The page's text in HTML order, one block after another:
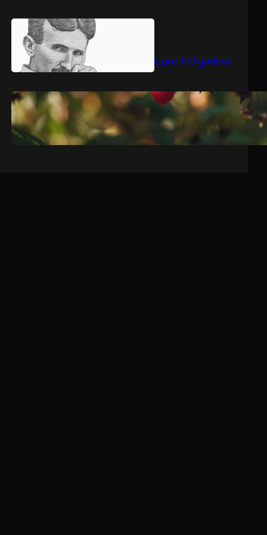
jul 9, 2026
Nikola Tesla rođen je pre 170 godina
jul 9, 2026 Dragoljub Gajić
Srbija očekuje rekordnu voćarsku
godinu